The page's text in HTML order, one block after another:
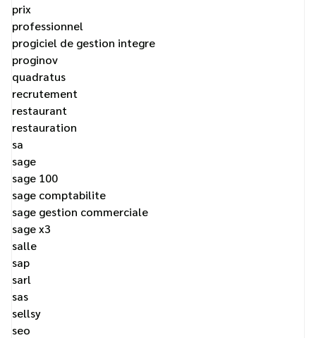
prix
professionnel
progiciel de gestion integre
proginov
quadratus
recrutement
restaurant
restauration
sa
sage
sage 100
sage comptabilite
sage gestion commerciale
sage x3
salle
sap
sarl
sas
sellsy
seo